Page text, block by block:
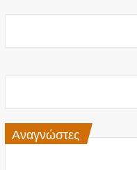
Αναγνώστες